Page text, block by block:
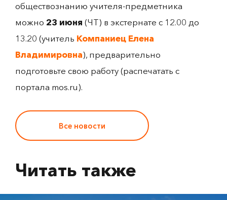
обществознанию учителя-предметника
можно 23 июня (ЧТ) в экстернате с 12.00 до
13.20 (учитель Компаниец Елена
Владимировна), предварительно
подготовьте свою работу (распечатать с
портала mos.ru).
Все новости
Читать также